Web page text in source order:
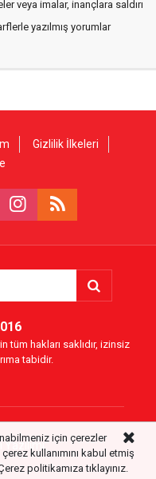
veya imalar, inançlara saldırı
yazılmış yorumlar
Gizlilik İlkeleri
tüm hakları saklıdır, izinsiz
tabidir.
için çerezler
kullanımını kabul etmiş
politikamıza tıklayınız.